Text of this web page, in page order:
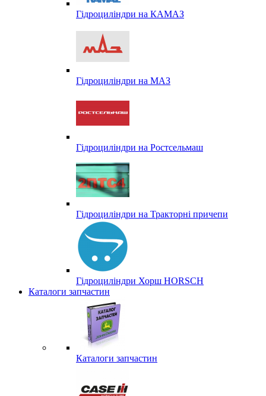
Гідроциліндри на КАМАЗ
Гідроциліндри на МАЗ
Гідроциліндри на Ростсельмаш
Гідроциліндри на Тракторні причепи
Гідроциліндри Хорш HORSCH
Каталоги запчастин
Каталоги запчастин